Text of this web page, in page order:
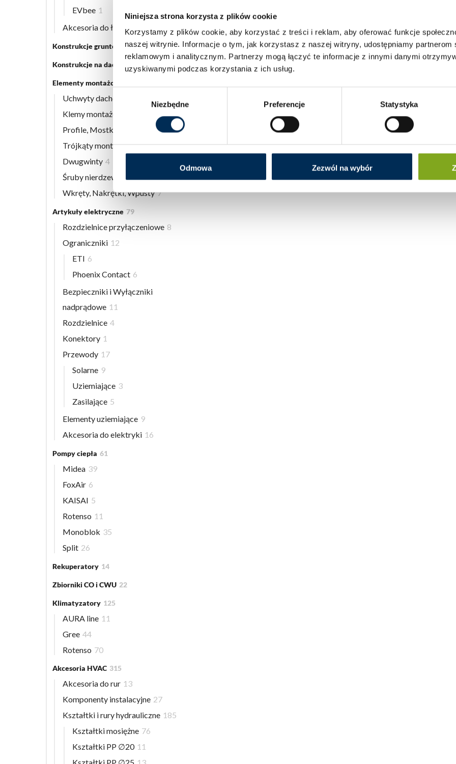
Niniejsza strona korzysta z plików cookie
Korzystamy z plików cookie, aby korzystać z treści i reklam, aby oferować funkcje
naszej witrynie. Informacje o tym, jak korzystasz z naszej witryny, udostępniamy partnerom
reklamowym i analitycznym. Partnerzy mogą łączyć te informacje z innymi danymi
uzyskiwanymi podczas korzystania z ich usług.
Niezbędne Preferencje Statystyka
Odmowa Zezwól na wybór
EVbee 1
Akcesoria do ładowarek EV
Konstrukcje gruntowe 5
Konstrukcje na dach płaski 3
Elementy montażowe
Uchwyty dachowe
Klemy montażowe
Profile, Mostki
Trójkąty montażowe 3
Dwugwinty 4
Śruby nierdzewne
Wkręty, Nakrętki, Wpusty 7
Artykuły elektryczne 79
Rozdzielnice przyłączeniowe 8
Ograniczniki 12
ETI 6
Phoenix Contact 6
Bezpieczniki i Wyłączniki
nadprądowe 11
Rozdzielnice 4
Konektory 1
Przewody 17
Solarne 9
Uziemiające 3
Zasilające 5
Elementy uziemiające 9
Akcesoria do elektryki 16
Pompy ciepła 61
Midea 39
FoxAir 6
KAISAI 5
Rotenso 11
Monoblok 35
Split 26
Rekuperatory 14
Zbiorniki CO i CWU 22
Klimatyzatory 125
AURA line 11
Gree 44
Rotenso 70
Akcesoria HVAC 315
Akcesoria do rur 13
Komponenty instalacyjne 27
Kształtki i rury hydrauliczne 185
Kształtki mosiężne 76
Kształtki PP ∅20 11